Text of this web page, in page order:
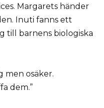
Margarets händer
Inuti fanns ett
till barnens biologiska
men osäker.
dem.”